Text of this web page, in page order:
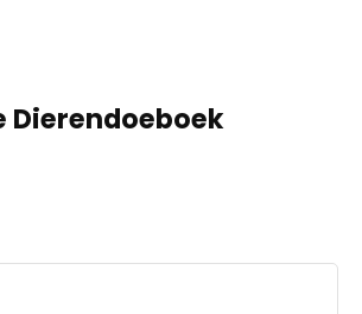
Dierendoeboek